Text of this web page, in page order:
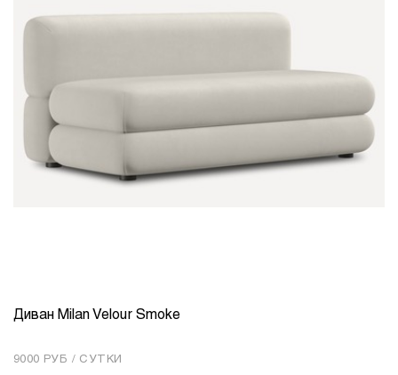
КОЛИЧЕСТВО 1
Диван Milan Velour Smoke
9000 РУБ / СУТКИ